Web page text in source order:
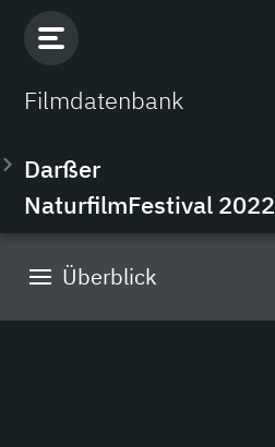
Filmdatenbank
Darßer
NaturfilmFestival 2022
Überblick